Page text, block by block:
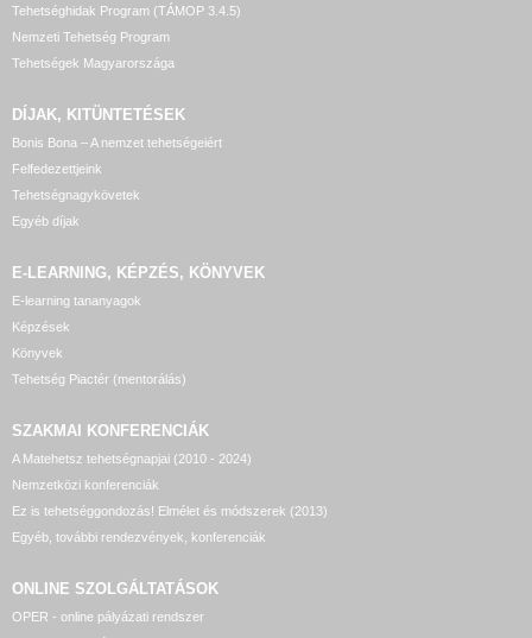
Tehetséghidak Program (TÁMOP 3.4.5)
Nemzeti Tehetség Program
Tehetségek Magyarországa
DÍJAK, KITÜNTETÉSEK
Bonis Bona – A nemzet tehetségeiért
Felfedezettjeink
Tehetségnagykövetek
Egyéb díjak
E-LEARNING, KÉPZÉS, KÖNYVEK
E-learning tananyagok
Képzések
Könyvek
Tehetség Piactér (mentorálás)
SZAKMAI KONFERENCIÁK
A Matehetsz tehetségnapjai (2010 - 2024)
Nemzetközi konferenciák
Ez is tehetséggondozás! Elmélet és módszerek (2013)
Egyéb, további rendezvények, konferenciák
ONLINE SZOLGÁLTATÁSOK
OPER - online pályázati rendszer